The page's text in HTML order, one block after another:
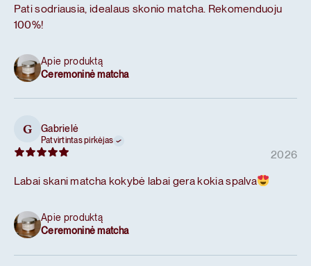
Pati sodriausia, idealaus skonio matcha. Rekomenduoju
100%!
Apie produktą
Ceremoninė matcha
G Gabrielė
Patvirtintas pirkėjas
2026
Labai skani matcha kokybė labai gera kokia spalva
Apie produktą
Ceremoninė matcha